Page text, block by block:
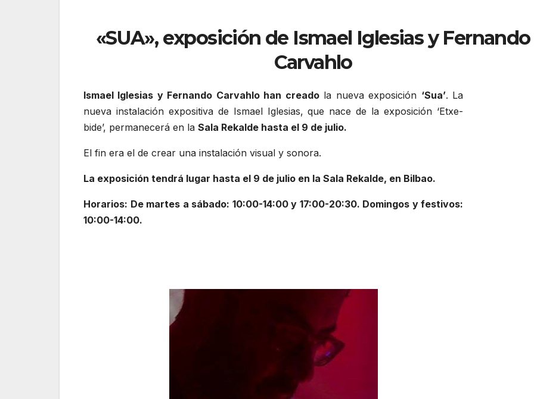
«SUA», exposición de Ismael Iglesias y Fernando
Carvahlo
Ismael Iglesias y Fernando Carvahlo han creadola nueva exposición ‘Sua’. La
nueva instalación expositiva de Ismael Iglesias, que nace de la exposición ‘Etxe-
bide’, permanecerá en la Sala Rekalde hasta el 9 de julio.
El fin era el de crear una instalación visual y sonora.
La exposición tendrá lugar hasta el 9 de julio en la Sala Rekalde, en Bilbao.
Horarios: De martes a sábado: 10:00-14:00 y 17:00-20:30. Domingos y festivos:
10:00-14:00.